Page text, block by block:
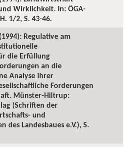
Wirklichkeit. In: ÖGA-
1/2, S. 43-46.
Regulative am
die Erfüllung
an die
Analyse ihrer
Forderungen
Münster-Hiltrup:
(Schriften der
und
des Landesbaues e.V.), S.